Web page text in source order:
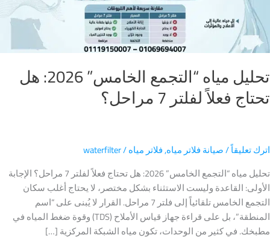
تحليل مياه “التجمع الخامس” 2026: هل
فعلاً لفلتر 7 مراحل؟
تعليقاً/صيانة فلاتر مياه,فلاتر مياه/
waterfilter
تحليل مياه “التجمع الخامس” 2026: هل تحتاج فعلاً لفلتر 7 مراحل؟ الإجابة
القاعدة وليست الاستثناء بشكل مختصر، لا يحتاج أغلب سكان
التجمع الخامس تلقائياً إلى فلتر 7 مراحل. القرار لا يُبنى على “اسم
المنطقة”، بل على قراءة جهاز قياس الأملاح (TDS) وقوة ضغط المياه في
في كثير من الوحدات، تكون مياه الشبكة المركزية […]